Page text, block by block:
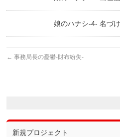
娘のハナシ-4- 名づ
← 事務局長の憂鬱-財布紛失-
新規プロジェクト